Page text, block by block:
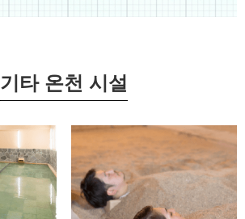
기타 온천 시설